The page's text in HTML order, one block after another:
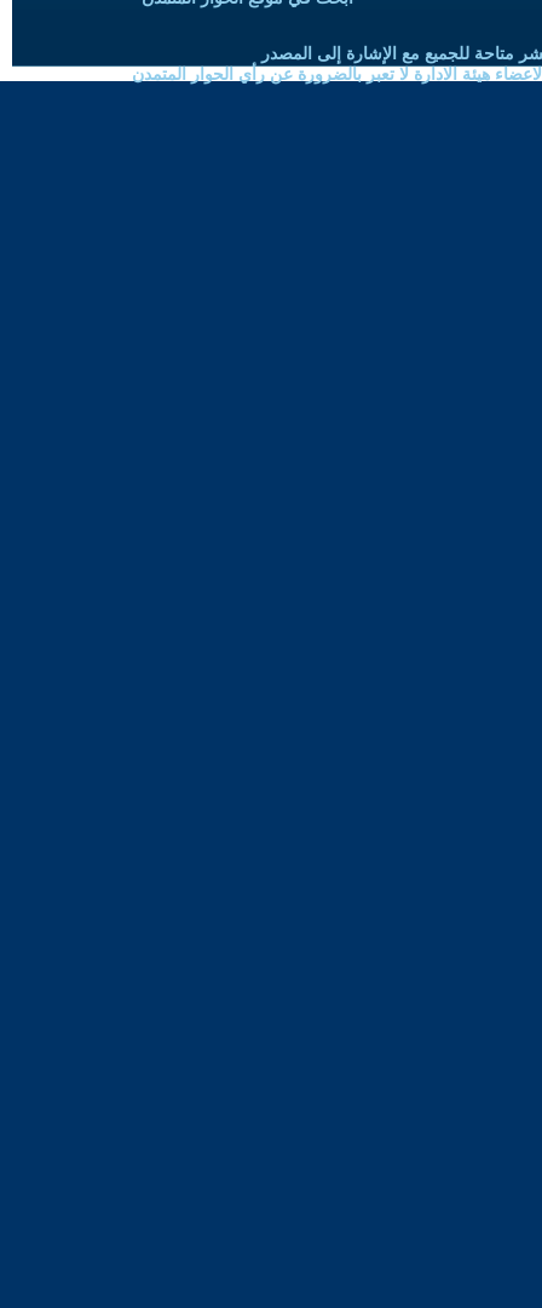
متاحة للجميع مع الإشارة إلى المصدر
هيئة الادارة لا تعبر بالضرورة عن رأي الحوار المتمدن